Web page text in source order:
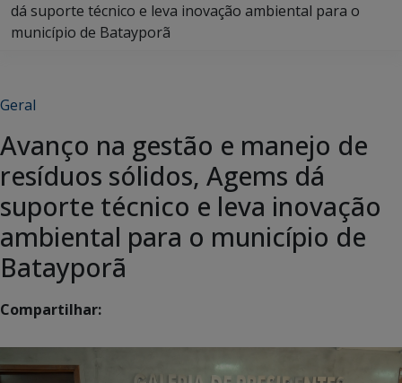
dá suporte técnico e leva inovação ambiental para o
município de Batayporã
Geral
Avanço na gestão e manejo de
resíduos sólidos, Agems dá
suporte técnico e leva inovação
ambiental para o município de
Batayporã
Compartilhar: